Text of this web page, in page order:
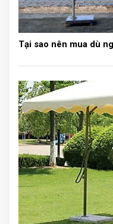
Thông số kỹ thuật:
- Chất liệu: khung
Tại sao nên mua dù